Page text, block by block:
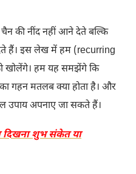
की नींद नहीं आने देते बल्कि
हैं। इस लेख में हम (recurring
खोलेंगे। हम यह समझेंगे कि
गहन मतलब क्या होता है। और
उपाय अपनाए जा सकते हैं।
दिखना शुभ संकेत या